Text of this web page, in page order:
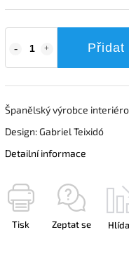
Přidat
Španělský výrobce
Design: Gabriel Teixidó
Detailní informace
Tisk Zeptat se